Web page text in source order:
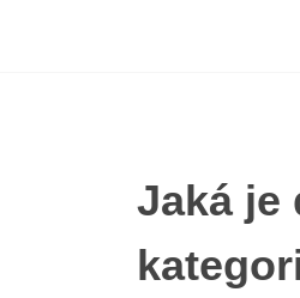
Jaká je